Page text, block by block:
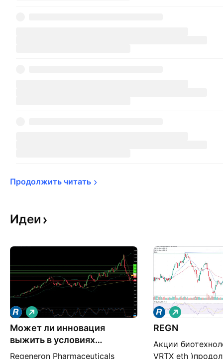
Продолжить читать
Идеи
Может ли инновация
выжить в условиях
производственных
Regeneron Pharmaceuticals
Д
л
и
н
REGN
Акции
VRTX eth
Д
л
и
н
а